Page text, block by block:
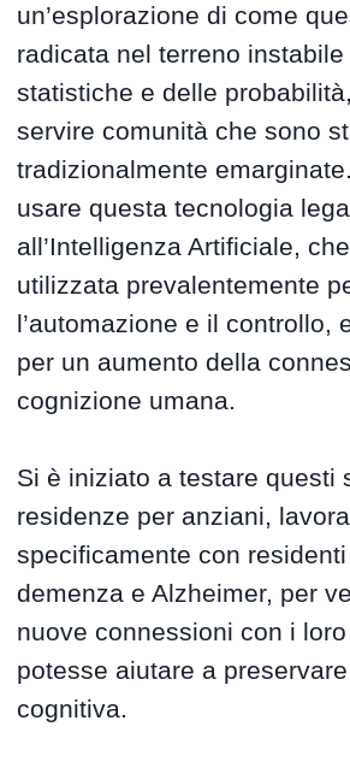
un’esplorazione di come
radicata nel terreno instabile
statistiche e delle
servire comunità che sono
tradizionalmente
usare questa tecnologia
all’Intelligenza Artificiale,
utilizzata prevalentemente
l’automazione e il controllo,
per un aumento della
cognizione umana.
Si è iniziato a testare questi
residenze per anziani,
specificamente con
demenza e Alzheimer, per
nuove connessioni con i
potesse aiutare a
cognitiva.